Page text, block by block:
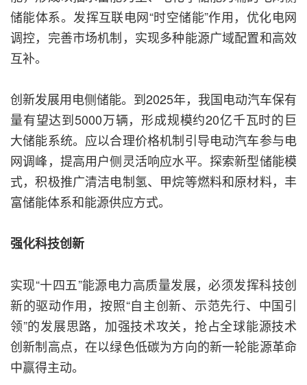
储能体系。发挥互联电网“时空储能”作用，优化电网
调控，完善市场机制，实现多种能源广域配置和高效
互补。
创新发展用电侧储能。到2025年，我国电动汽车保有
量有望达到5000万辆，形成规模约20亿千瓦时的巨
大储能系统。应以合理价格机制引导电动汽车参与电
网调峰，提高用户侧灵活响应水平。探索新型储能模
式，积极推广清洁电制氢、甲烷等燃料和原材料，丰
富储能体系和能源供应方式。
强化科技创新
实现“十四五”能源电力高质量发展，必须发挥科技创
新的驱动作用，按照“自主创新、示范先行、中国引
领”的发展思路，加强技术攻关，抢占全球能源技术
创新制高点，在以绿色低碳为方向的新一轮能源革命
中赢得主动。